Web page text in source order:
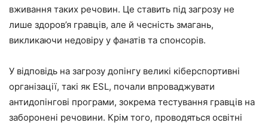
вживання таких речовин. Це ставить під загрозу не
лише здоров’я гравців, але й чесність змагань,
викликаючи недовіру у фанатів та спонсорів.
У відповідь на загрозу допінгу великі кіберспортивні
організації, такі як ESL, почали впроваджувати
антидопінгові програми, зокрема тестування гравців на
заборонені речовини. Крім того, проводяться освітні